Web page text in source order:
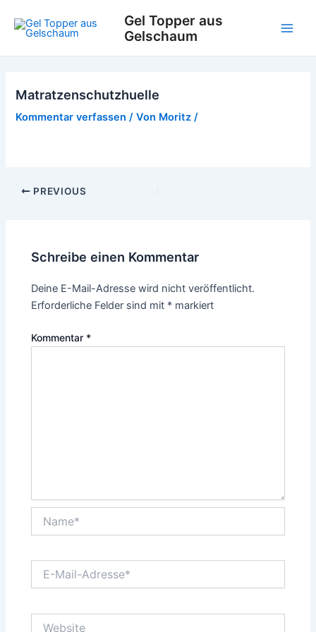
Inhalt
springen
Gel Topper aus
Gelschaum
Matratzenschutzhuelle
Kommentar verfassen / Von Moritz/
Post
PREVIOUS
Schreibe einen Kommentar
Deine E-Mail-Adresse wird nicht veröffentlicht.
Erforderliche Felder sind mit * markiert
Kommentar *
Mail-